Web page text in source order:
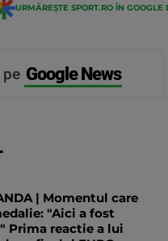
URMĂREȘTE SPORT.RO ÎN GOOGLE
pe Google News
| Momentul care
"Aici a fost
Prima reactie a lui